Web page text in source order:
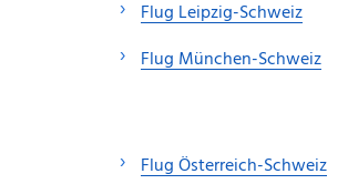
Flug Leipzig-Schweiz
Flug München-Schweiz
Flug Österreich-Schweiz